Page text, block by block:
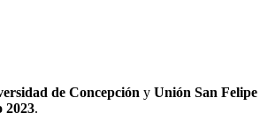
de Concepción y Unión San Felipe
2023.